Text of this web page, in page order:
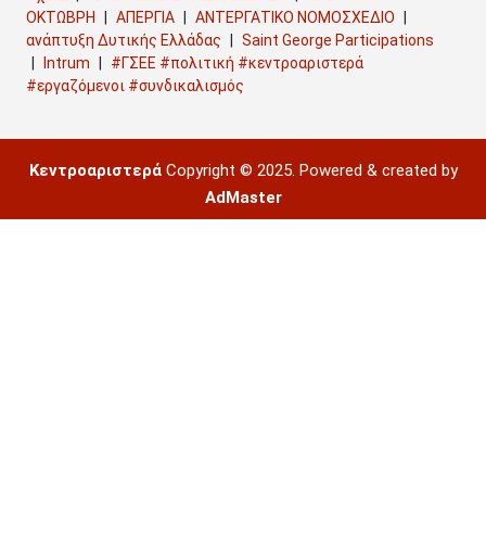
ΟΚΤΩΒΡΗ
ΑΠΕΡΓΙΑ
ΑΝΤΕΡΓΑΤΙΚΟ ΝΟΜΟΣΧΕΔΙΟ
ανάπτυξη Δυτικής Ελλάδας
Saint George Participations
Intrum
#ΓΣΕΕ #πολιτική #κεντροαριστερά
#εργαζόμενοι #συνδικαλισμός
ΚεντροαριστεράCopyright © 2025. Powered & created by
AdMaster